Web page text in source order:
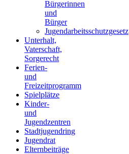
Bürgerinnen
und
Bürger
Jugendarbeitsschutzgesetz
Unterhalt,
Vaterschaft,
Sorgerecht
Ferien-
und
Freizeitprogramm
Spielplätze
Kinder-
und
Jugendzentren
Stadtjugendring
Jugendrat
Elternbeiträge